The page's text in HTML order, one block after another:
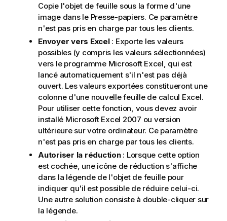
Copie l'objet de feuille sous la forme d'une
image dans le Presse-papiers. Ce paramètre
n'est pas pris en charge par tous les clients.
Envoyer vers Excel: Exporte les valeurs
possibles (y compris les valeurs sélectionnées)
vers le programme Microsoft Excel, qui est
lancé automatiquement s'il n'est pas déjà
ouvert. Les valeurs exportées constitueront une
colonne d'une nouvelle feuille de calcul Excel.
Pour utiliser cette fonction, vous devez avoir
installé Microsoft Excel 2007 ou version
ultérieure sur votre ordinateur. Ce paramètre
n'est pas pris en charge par tous les clients.
Autoriser la réduction: Lorsque cette option
est cochée, une icône de réduction s'affiche
dans la légende de l'objet de feuille pour
indiquer qu'il est possible de réduire celui-ci.
Une autre solution consiste à double-cliquer sur
la légende.